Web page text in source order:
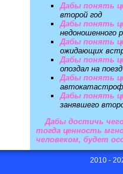
Дабы понять
второй год
Дабы понять
недоношенного
Дабы понять
ожидающих
Дабы понять
опоздал на поезд
Дабы понять
Дабы понять
занявшего
Дабы достичь
тогда ценность
человеком, будет
2010 -